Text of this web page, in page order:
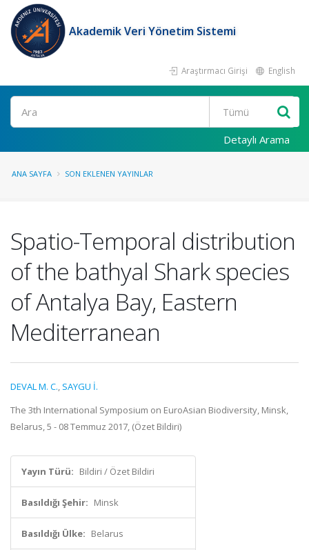
Akademik Veri Yönetim Sistemi
Araştırmacı Girişi English
Ara
Detaylı Arama
ANA SAYFA SON EKLENEN YAYINLAR
Spatio-Temporal distribution
of the bathyal Shark species
of Antalya Bay, Eastern
Mediterranean
DEVAL M. C., SAYGU İ.
The 3th International Symposium on EuroAsian Biodiversity, Minsk,
Belarus, 5 - 08 Temmuz 2017, (Özet Bildiri)
Yayın Türü: Bildiri / Özet Bildiri
Basıldığı Şehir: Minsk
Basıldığı Ülke: Belarus